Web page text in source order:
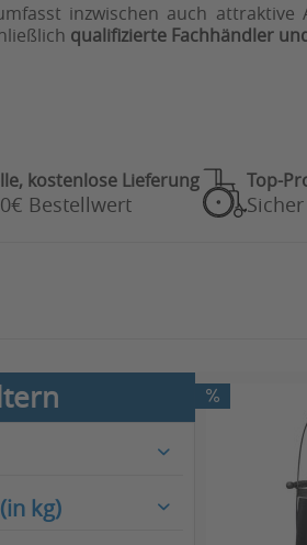
inzwischen auch attraktive
qualifizierte Fachhändler
kostenlose Lieferung
Bestellwert
Top-
bis529,00 €
kg)